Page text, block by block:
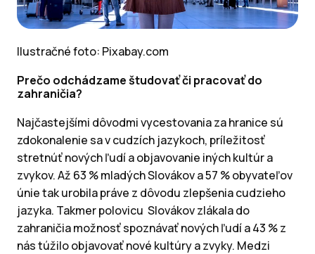
Ilustračné foto: Pixabay.com
Prečo odchádzame študovať či pracovať do
zahraničia?
Najčastejšími dôvodmi vycestovania za hranice sú
zdokonalenie sa v cudzích jazykoch, príležitosť
stretnúť nových ľudí a objavovanie iných kultúr a
zvykov. Až 63 % mladých Slovákov a 57 % obyvateľov
únie tak urobila práve z dôvodu zlepšenia cudzieho
jazyka. Takmer polovicu Slovákov zlákala do
zahraničia možnosť spoznávať nových ľudí a 43 % z
nás túžilo objavovať nové kultúry a zvyky. Medzi